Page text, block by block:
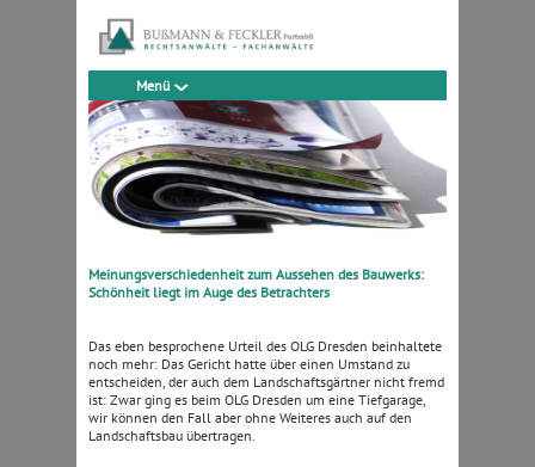
Menü
Meinungsverschiedenheit zum Aussehen des Bauwerks:
Schönheit liegt im Auge des Betrachters
Das eben besprochene Urteil des OLG Dresden beinhaltete
noch mehr: Das Gericht hatte über einen Umstand zu
entscheiden, der auch dem Landschaftsgärtner nicht fremd
ist: Zwar ging es beim OLG Dresden um eine Tiefgarage,
wir können den Fall aber ohne Weiteres auch auf den
Landschaftsbau übertragen.